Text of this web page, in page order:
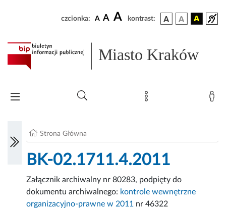
czcionka: A A A kontrast:
Miasto Kraków
Strona Główna
BK-02.1711.4.2011
Załącznik archiwalny nr 80283, podpięty do
dokumentu archiwalnego: kontrole wewnętrzne
organizacyjno-prawne w 2011 nr 46322